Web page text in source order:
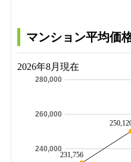
マンション平均価
2026年8月現在
240,000
260,000
280,000
231,756